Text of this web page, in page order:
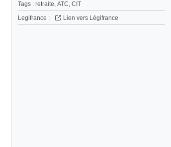
Tags : retraite ATC CIT
Legifrance : Lien vers Légifrance